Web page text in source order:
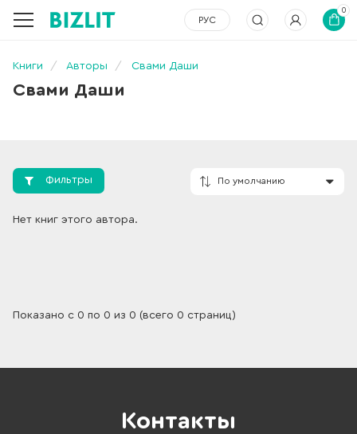
РУС
0
Книги Авторы Свами Даши
Свами Даши
Фильтры
Нет книг этого автора.
Показано с 0 по 0 из 0 (всего 0 страниц)
Контакты